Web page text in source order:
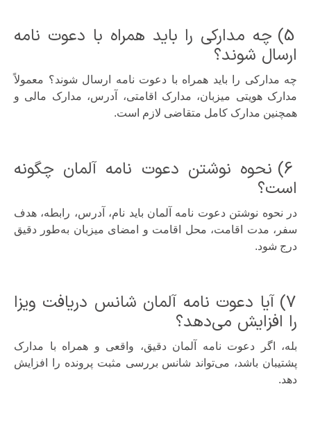
5) چه مدارکی را باید همراه با دعوت نامه
ارسال شوند؟
چه مدارکی را باید همراه با دعوت نامه ارسال شوند؟ معمولاً
مدارک هویتی میزبان، مدارک اقامتی، آدرس، مدارک مالی و
همچنین مدارک کامل متقاضی لازم است.
6) نحوه نوشتن دعوت نامه آلمان چگونه
است؟
در نحوه نوشتن دعوت نامه آلمان باید نام، آدرس، رابطه، هدف
سفر، مدت اقامت، محل اقامت و امضای میزبان به‌طور دقیق
درج شود.
7) آیا دعوت نامه آلمان شانس دریافت ویزا
را افزایش می‌دهد؟
بله، اگر دعوت نامه آلمان دقیق، واقعی و همراه با مدارک
پشتیبان باشد، می‌تواند شانس بررسی مثبت پرونده را افزایش
دهد.